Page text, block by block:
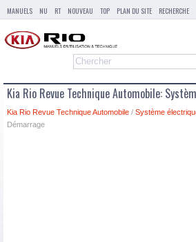
MANUELS NU RT NOUVEAU TOP PLAN DU SITE RECHERCHE
Kia Rio Revue Technique Automobile:
Kia Rio Revue Technique Automobile / Système
Démarrage